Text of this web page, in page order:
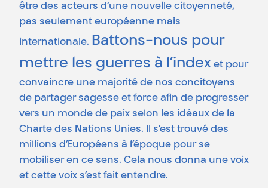
être des acteurs d’une nouvelle citoyenneté,
pas seulement européenne mais
internationale. Battons-nous pour
mettre les guerres à l’index et pour
convaincre une majorité de nos concitoyens
de partager sagesse et force afin de progresser
vers un monde de paix selon les idéaux de la
Charte des Nations Unies. Il s’est trouvé des
millions d’Européens à l’époque pour se
mobiliser en ce sens. Cela nous donna une voix
et cette voix s’est fait entendre.